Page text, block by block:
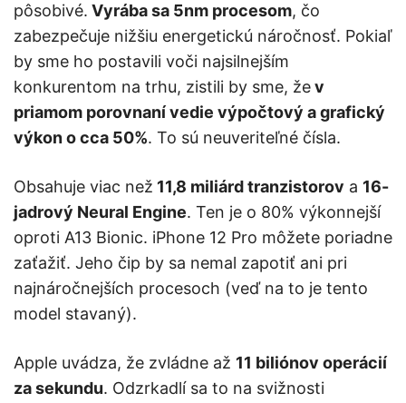
pôsobivé. Vyrába sa 5nm procesom, čo
zabezpečuje nižšiu energetickú náročnosť. Pokiaľ
by sme ho postavili voči najsilnejším
konkurentom na trhu, zistili by sme, žev
priamom porovnaní vedie výpočtový a grafický
výkon o cca 50%. To sú neuveriteľné čísla.
Obsahuje viac než 11,8 miliárd tranzistorov a 16-
jadrový Neural Engine. Ten je o 80% výkonnejší
oproti A13 Bionic. iPhone 12 Pro môžete poriadne
zaťažiť. Jeho čip by sa nemal zapotiť ani pri
najnáročnejších procesoch (veď na to je tento
model stavaný).
Apple uvádza, že zvládne až 11 biliónov operácií
za sekundu. Odzrkadlí sa to na svižnosti